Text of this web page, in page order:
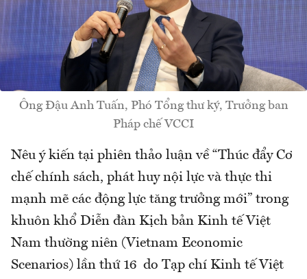
Ông Đậu Anh Tuấn, Phó Tổng thư ký, Trưởng ban
Pháp chế VCCI
Nêu ý kiến tại phiên thảo luận về “Thúc đẩy Cơ
chế chính sách, phát huy nội lực và thực thi
mạnh mẽ các động lực tăng trưởng mới” trong
khuôn khổ Diễn đàn Kịch bản Kinh tế Việt
Nam thường niên (Vietnam Economic
Scenarios) lần thứ 16 do Tạp chí Kinh tế Việt